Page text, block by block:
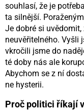
souhlasí, že je
ta silnější.
Je dobré si
neuvěřitelného. Vyšli
vkročili jsme do
té doby nás ale
Abychom se z ní
ne hysterii.
Proč politici říkají